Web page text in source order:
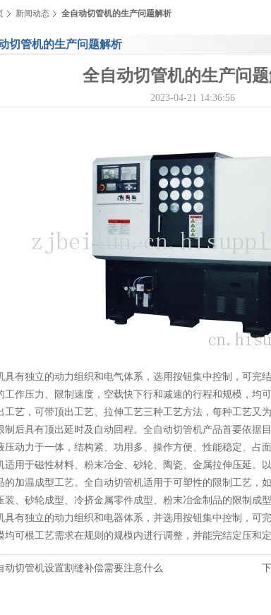
新闻动态 全自动切管机的生产问题解析
切管机的生产问题解析
全自动切管机的生产问
2023-04-21 14:36:56
具有独立的动力组织和电气体系，选用按钮集中控制，可完
工作压力、限制速度，空载快下行和减速的行程和规模，均
工艺，可带顶出工艺、拉伸工艺三种工艺方法，每种工艺又
制后具有顶出延时及自动回程。全自动切管机产品首要依据
压动力于一体，结构紧、功用多、操作方便、性能稳定、占
适用于磁性材料、粉末冶金、砂轮、陶瓷、金属拉伸压延。
的加温成型工艺。全自动切管机适用于可塑性的限制工艺，
装、砂轮成型、冷挤金属零件成型、粉末冶金制品的限制成
具有独立的动力组织和电器体系，并选用按钮集中控制，可
均可根工艺需求在规则的规模内进行调整，并能完结定压和
动切管机设置割缝补偿需要注意什么